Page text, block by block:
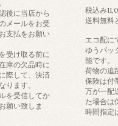
後に当店から
メールをお受
支払をお願い
受け取る前に
庫の欠品時に
際して、決済
ります。
を受信してか
願い致しま
税込み
送料無料
エコ配に
ゆうパッ
能です。
荷物の追
保険は付
万が一配
た場合は
時間指定